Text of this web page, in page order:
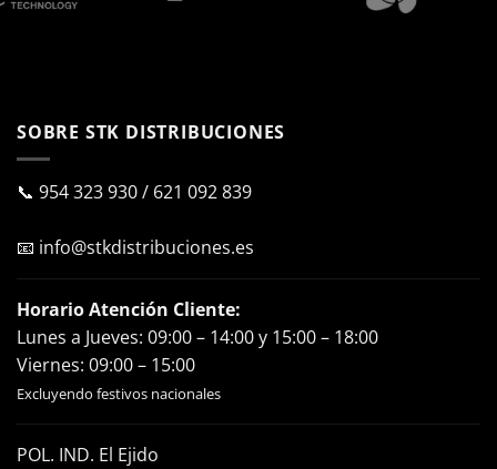
SOBRE STK DISTRIBUCIONES
📞 954 323 930/ 621 092 839
📧 info@stkdistribuciones.es
Horario Atención Cliente:
Lunes a Jueves: 09:00 – 14:00 y 15:00 – 18:00
Viernes: 09:00 – 15:00
Excluyendo festivos nacionales
POL. IND. El Ejido